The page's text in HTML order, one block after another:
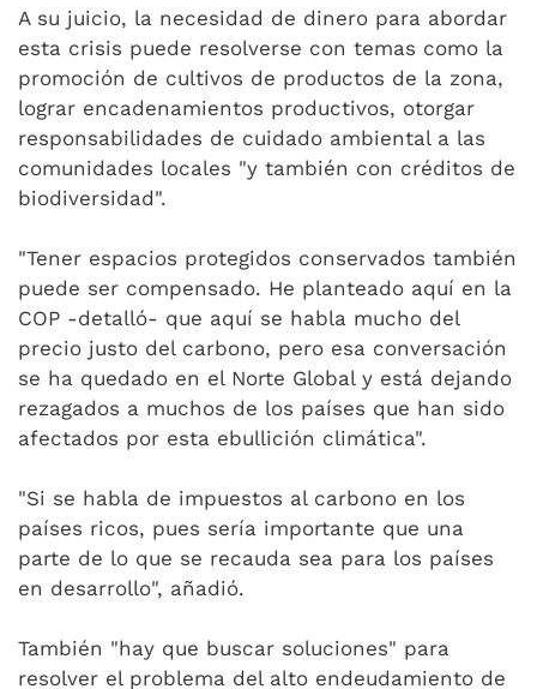
A su juicio, la necesidad de dinero para abordar
esta crisis puede resolverse con temas como la
promoción de cultivos de productos de la zona,
lograr encadenamientos productivos, otorgar
responsabilidades de cuidado ambiental a las
comunidades locales "y también con créditos de
biodiversidad".
"Tener espacios protegidos conservados también
puede ser compensado. He planteado aquí en la
COP -detalló- que aquí se habla mucho del
precio justo del carbono, pero esa conversación
se ha quedado en el Norte Global y está dejando
rezagados a muchos de los países que han sido
afectados por esta ebullición climática".
"Si se habla de impuestos al carbono en los
países ricos, pues sería importante que una
parte de lo que se recauda sea para los países
en desarrollo", añadió.
También "hay que buscar soluciones" para
resolver el problema del alto endeudamiento de